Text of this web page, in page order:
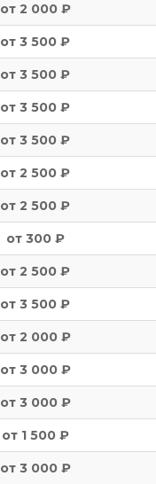
от 2 000 ₽
от 3 500 ₽
от 3 500 ₽
от 3 500 ₽
от 3 500 ₽
от 2 500 ₽
от 2 500 ₽
от 300 ₽
от 2 500 ₽
от 3 500 ₽
от 2 000 ₽
от 3 000 ₽
от 3 000 ₽
от 1 500 ₽
от 3 000 ₽